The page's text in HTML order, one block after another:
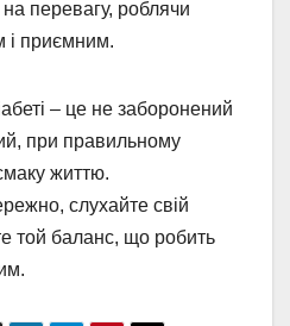
перевагу, роблячи
і приємним.
– це не заборонений
при правильному
життю.
слухайте свій
той баланс, що робить